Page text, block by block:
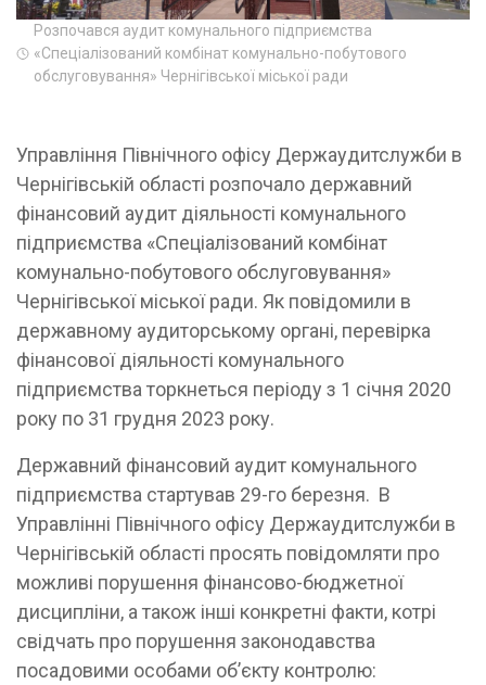
Розпочався аудит комунального підприємства
«Спеціалізований комбінат комунально-побутового
обслуговування» Чернігівської міської ради
Управління Північного офісу Держаудитслужби в
Чернігівській області розпочало державний
фінансовий аудит діяльності комунального
підприємства «Спеціалізований комбінат
комунально-побутового обслуговування»
Чернігівської міської ради. Як повідомили в
державному аудиторському органі, перевірка
фінансової діяльності комунального
підприємства торкнеться періоду з 1 січня 2020
року по 31 грудня 2023 року.
Державний фінансовий аудит комунального
підприємства стартував 29-го березня. В
Управлінні Північного офісу Держаудитслужби в
Чернігівській області просять повідомляти про
можливі порушення фінансово-бюджетної
дисципліни, а також інші конкретні факти, котрі
свідчать про порушення законодавства
посадовими особами об’єкту контролю: